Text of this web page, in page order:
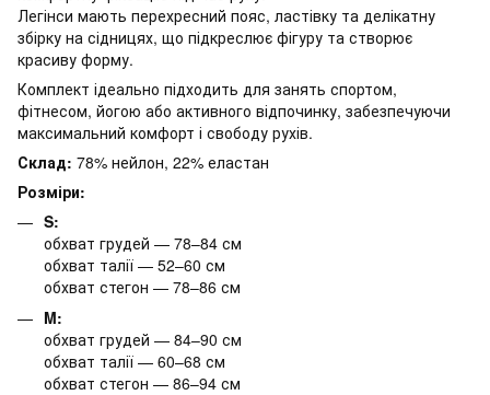
Легінси мають перехресний пояс, ластівку та делікатну
збірку на сідницях, що підкреслює фігуру та створює
красиву форму.
Комплект ідеально підходить для занять спортом,
фітнесом, йогою або активного відпочинку, забезпечуючи
максимальний комфорт і свободу рухів.
Склад: 78% нейлон, 22% еластан
Розміри:
S:
обхват грудей — 78–84 см
обхват талії — 52–60 см
обхват стегон — 78–86 см
M:
обхват грудей — 84–90 см
обхват талії — 60–68 см
обхват стегон — 86–94 см